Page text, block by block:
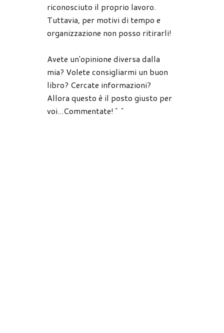
riconosciuto il proprio lavoro.
Tuttavia, per motivi di tempo e
organizzazione non posso ritirarli!
Avete un'opinione diversa dalla
mia? Volete consigliarmi un buon
libro? Cercate informazioni?
Allora questo è il posto giusto per
voi...Commentate!^^